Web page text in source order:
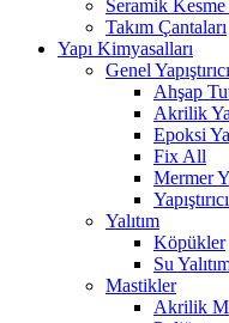
Seramik
Takım Çantaları
Yapı Kimyasalları
Genel
Ahşap
Akrilik
Epoksi
Fix All
Mermer
Yalıtım
Köpükler
Su
Mastikler
Akrilik